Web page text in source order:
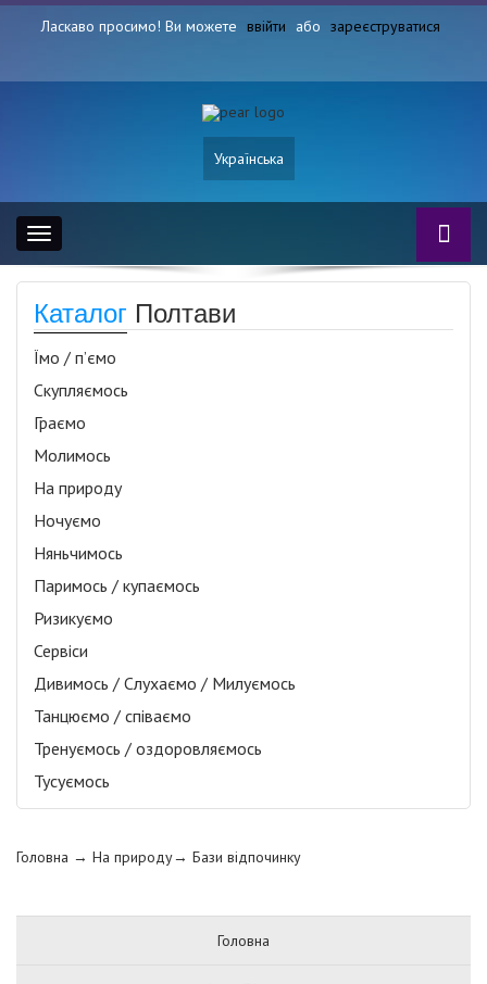
Ласкаво просимо! Ви можете ввійти або зареєструватися
Українська
Toggle
navigation
Каталог Полтави
Їмо / п’ємо
Скупляємось
Граємо
Молимось
На природу
Ночуємо
Няньчимось
Паримось / купаємось
Ризикуємо
Сервіси
Дивимось / Слухаємо / Милуємось
Танцюємо / співаємо
Тренуємось / оздоровляємось
Тусуємось
Головна → На природу→ Бази відпочинку
Головна